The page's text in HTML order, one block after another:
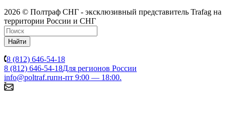
2026 © Полтраф СНГ - эксклюзивный представитель Trafag на
территории России и СНГ
Найти
8 (812) 646-54-18
8 (812) 646-54-18Для регионов России
info@poltraf.ruпн-пт 9:00 — 18:00.